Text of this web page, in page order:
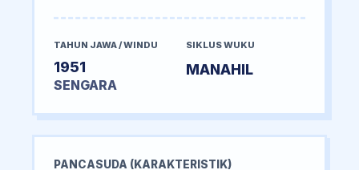
TAHUN JAWA / WINDU
1951
SENGARA
SIKLUS WUKU
MANAHIL
PANCASUDA (KARAKTERISTIK)